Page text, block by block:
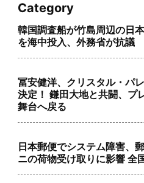
Category
韓国調査船が竹島周辺の日
を海中投入、外務省が抗議
冨安健洋、クリスタル・パ
決定！ 鎌田大地と共闘、プ
舞台へ戻る
日本郵便でシステム障害、
ニの荷物受け取りに影響 全